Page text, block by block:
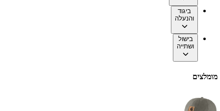
ביגוד
והנעלה
בישול
ושתייה
מומלצים